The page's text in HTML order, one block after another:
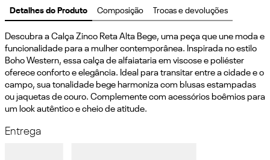
Detalhes do Produto Composição Trocas e devoluções
Descubra a Calça Zinco Reta Alta Bege, uma peça que une moda e
funcionalidade para a mulher contemporânea. Inspirada no estilo
Boho Western, essa calça de alfaiataria em viscose e poliéster
oferece conforto e elegância. Ideal para transitar entre a cidade e o
campo, sua tonalidade bege harmoniza com blusas estampadas
ou jaquetas de couro. Complemente com acessórios boêmios para
um look autêntico e cheio de atitude.
Entrega